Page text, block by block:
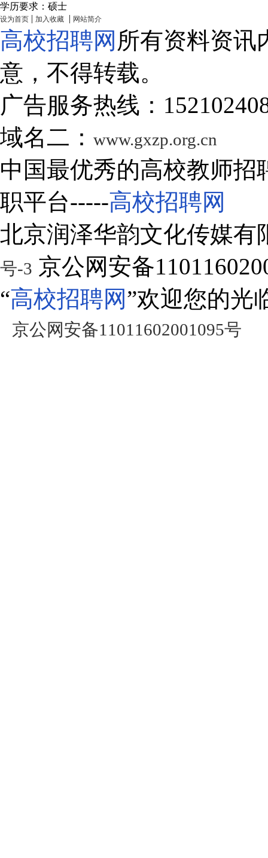
学历要求：硕士
设为首页 | 加入收藏 | 网站简介
高校招聘网 所有资料资讯
意，不得转载。
广告服务热线：
域名二： www.gxzp.org.cn
中国最优秀的高校教师
职平台-----高校招聘网
北京润泽华韵文化传媒
号-3 京公网安备
“高校招聘网”欢迎您的光
京公网安备11011602001095号